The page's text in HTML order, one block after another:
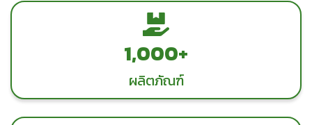
1,000 +
ผลิตภัณฑ์